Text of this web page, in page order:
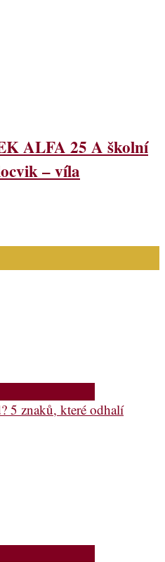
ALFA 25 A školní
– víla
5 znaků, které odhalí